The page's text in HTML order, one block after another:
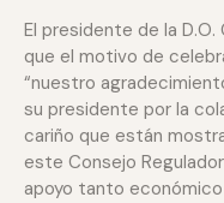
El presidente de la D.O.
que el motivo de
“nuestro
su presidente por la
cariño que están
este Consejo
apoyo tanto